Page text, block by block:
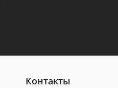
Контакты